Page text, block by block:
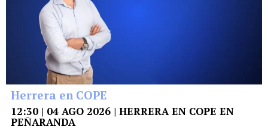
Herrera en COPE
12:30 | 04 AGO 2026 | HERRERA EN COPE EN
PEÑARANDA